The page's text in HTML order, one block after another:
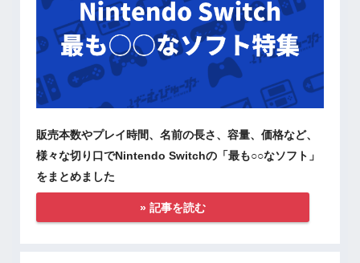
販売本数やプレイ時間、名前の長さ、容量、価格など、
様々な切り口でNintendo Switchの「最も○○なソフト」
をまとめました
» 記事を読む